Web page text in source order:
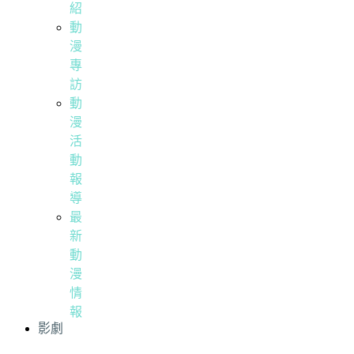
紹
動
漫
專
訪
動
漫
活
動
報
導
最
新
動
漫
情
報
影劇